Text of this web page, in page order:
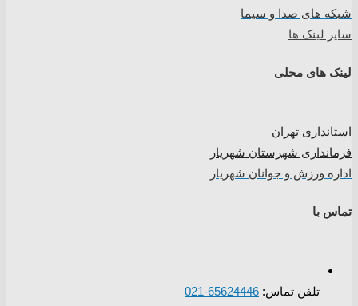
شبکه های صدا و سیما
سایر لینک ها
لینک های محلی
استانداری تهران
فرمانداری شهرستان شهریار
اداره ورزش و جوانان شهریار
تماس با
تلفن تماس: 65624446-021